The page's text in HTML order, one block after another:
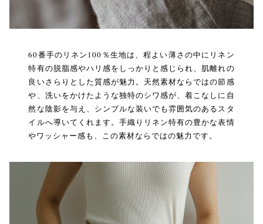
60番手のリネン100％生地は、程よい薄さの中にリネン
特有の脱脂感やハリ感をしっかりと感じられ、肌離れの
良いさらりとした質感が魅力。天然素材ならではの節感
や、洗いをかけたような独特のシワ感が、着こなしに自
然な陰影を与え、シンプルな装いでも雰囲気のあるスタ
イルへ導いてくれます。手織りリネン特有の豊かな表情
やワッシャー感も、この素材ならではの魅力です。